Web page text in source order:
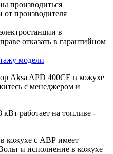
производиться
от производителя
в
отказать в гарантийном
модели
Aksa APD 400CE в кожухе
с менеджером и
работает на топливе -
кожухе с АВР имеет
и исполнение в кожухе